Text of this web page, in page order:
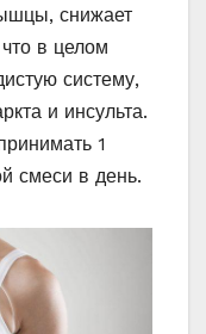
снижает
в целом
систему,
и инсульта.
1
смеси в день.